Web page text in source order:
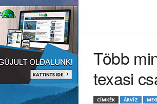
Több
texasi
CÍMKÉK ÁRVÍZ